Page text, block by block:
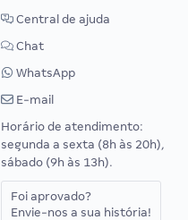
Central de ajuda
Chat
WhatsApp
E-mail
Horário de atendimento:
segunda a sexta (8h às 20h),
sábado (9h às 13h).
Foi aprovado?
Envie-nos a sua história!